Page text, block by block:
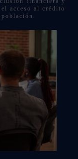
acceso al crédito